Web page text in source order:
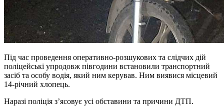
Під час проведення оперативно-розшукових та слідчих дій
поліцейські упродовж півгодини встановили транспортний
засіб та особу водія, який ним керував. Ним виявися місцевий
14-річний хлопець.
Наразі поліція з’ясовує усі обставини та причини ДТП.